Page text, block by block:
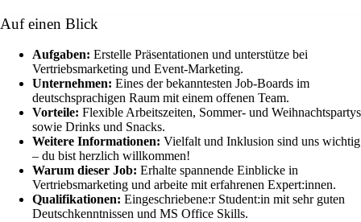
Auf einen Blick
Aufgaben: Erstelle Präsentationen und unterstütze bei
Vertriebsmarketing und Event-Marketing.
Unternehmen: Eines der bekanntesten Job-Boards im
deutschsprachigen Raum mit einem offenen Team.
Vorteile: Flexible Arbeitszeiten, Sommer- und Weihnachtspartys
sowie Drinks und Snacks.
Weitere Informationen: Vielfalt und Inklusion sind uns wichtig
– du bist herzlich willkommen!
Warum dieser Job: Erhalte spannende Einblicke in
Vertriebsmarketing und arbeite mit erfahrenen Expert:innen.
Qualifikationen: Eingeschriebene:r Student:in mit sehr guten
Deutschkenntnissen und MS Office Skills.